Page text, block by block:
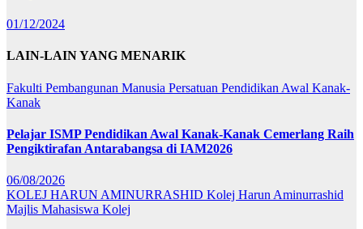
01/12/2024
LAIN-LAIN YANG MENARIK
Fakulti Pembangunan Manusia Persatuan Pendidikan Awal Kanak-
Kanak
Pelajar ISMP Pendidikan Awal Kanak-Kanak Cemerlang Raih
Pengiktirafan Antarabangsa di IAM2026
06/08/2026
KOLEJ HARUN AMINURRASHID Kolej Harun Aminurrashid
Majlis Mahasiswa Kolej